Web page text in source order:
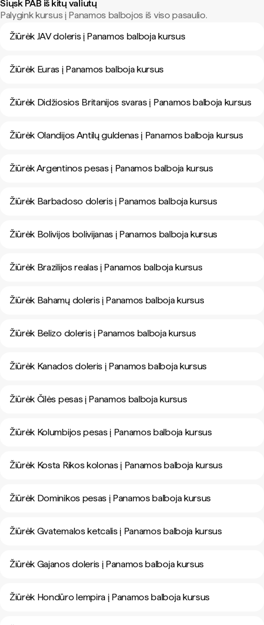
Siųsk PAB iš kitų valiutų
Palygink kursus į Panamos balbojos iš viso pasaulio.
Žiūrėk JAV doleris į Panamos balboja kursus
Žiūrėk Euras į Panamos balboja kursus
Žiūrėk Didžiosios Britanijos svaras į Panamos balboja kursus
Žiūrėk Olandijos Antilų guldenas į Panamos balboja kursus
Žiūrėk Argentinos pesas į Panamos balboja kursus
Žiūrėk Barbadoso doleris į Panamos balboja kursus
Žiūrėk Bolivijos bolivijanas į Panamos balboja kursus
Žiūrėk Brazilijos realas į Panamos balboja kursus
Žiūrėk Bahamų doleris į Panamos balboja kursus
Žiūrėk Belizo doleris į Panamos balboja kursus
Žiūrėk Kanados doleris į Panamos balboja kursus
Žiūrėk Čilės pesas į Panamos balboja kursus
Žiūrėk Kolumbijos pesas į Panamos balboja kursus
Žiūrėk Kosta Rikos kolonas į Panamos balboja kursus
Žiūrėk Dominikos pesas į Panamos balboja kursus
Žiūrėk Gvatemalos ketcalis į Panamos balboja kursus
Žiūrėk Gajanos doleris į Panamos balboja kursus
Žiūrėk Hondūro lempira į Panamos balboja kursus